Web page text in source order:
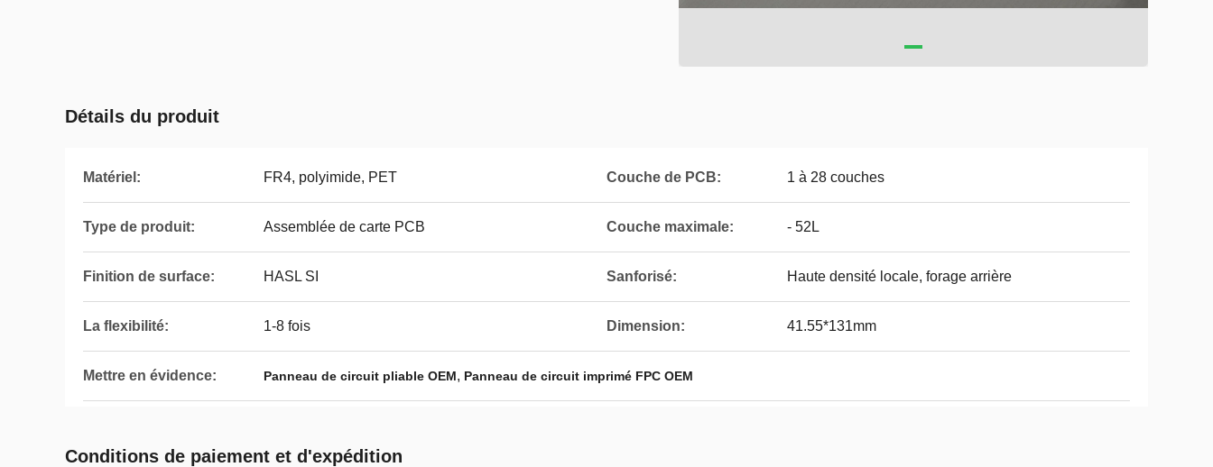
Détails du produit
Matériel: FR4, polyimide, PET Couche de PCB: 1 à 28 couches
Type de produit: Assemblée de carte PCB Couche maximale: - 52L
Finition de surface: HASL SI Sanforisé: Haute densité locale, forage arrière
La flexibilité: 1-8 fois Dimension: 41.55*131mm
Mettre en évidence: Panneau de circuit pliable OEM, Panneau de circuit imprimé FPC OEM
Conditions de paiement et d'expédition